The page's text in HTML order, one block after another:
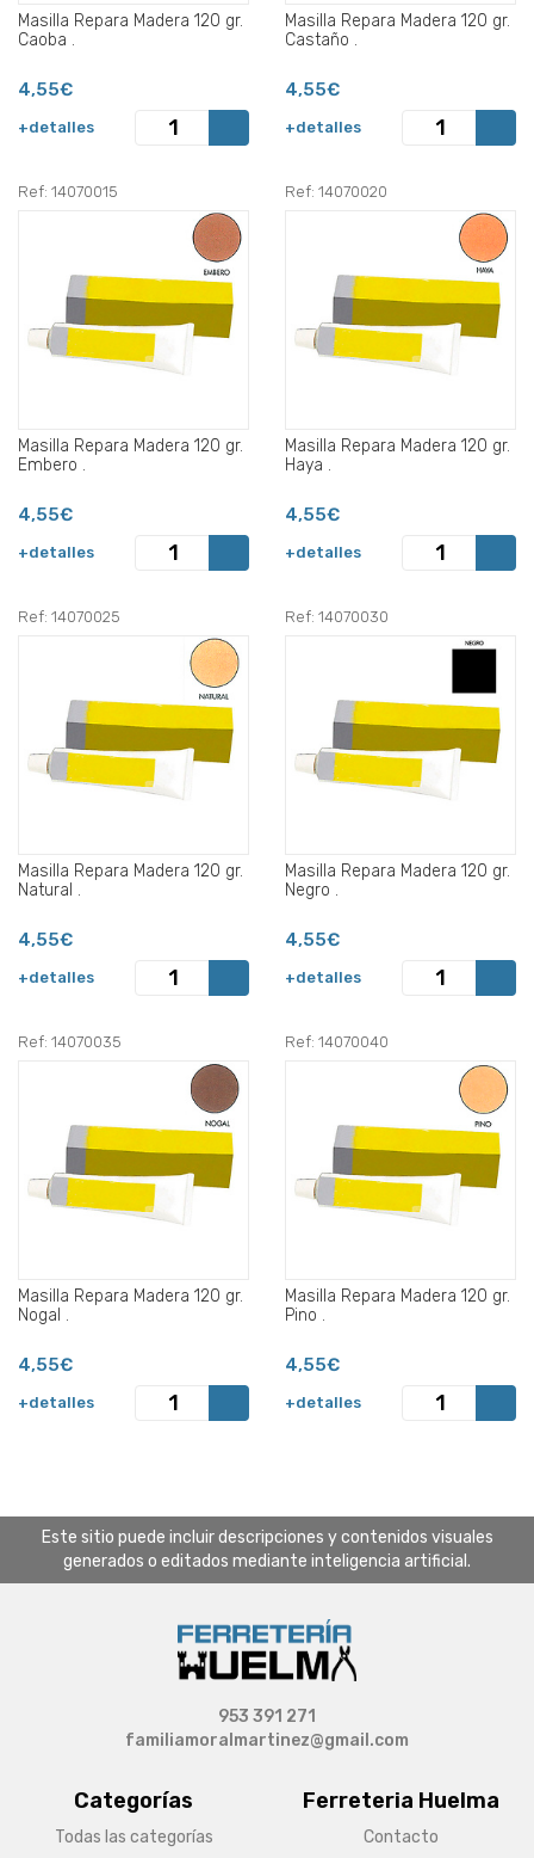
Masilla Repara Madera 120 gr.
Caoba .
4,55€
+detalles
Masilla Repara Madera 120 gr.
Castaño .
4,55€
+detalles
Ref: 14070015
Masilla Repara Madera 120 gr.
Embero .
4,55€
+detalles
Ref: 14070020
Masilla Repara Madera 120 gr.
Haya .
4,55€
+detalles
Ref: 14070025
Masilla Repara Madera 120 gr.
Natural .
4,55€
+detalles
Ref: 14070030
Masilla Repara Madera 120 gr.
Negro .
4,55€
+detalles
Ref: 14070035
Masilla Repara Madera 120 gr.
Nogal .
4,55€
+detalles
Ref: 14070040
Masilla Repara Madera 120 gr.
Pino .
4,55€
+detalles
Este sitio puede incluir descripciones y contenidos visuales
generados o editados mediante inteligencia artificial.
Categorías
Todas las categorías
Ferreteria Huelma
Contacto
953 391 271
familiamoralmartinez@gmail.com